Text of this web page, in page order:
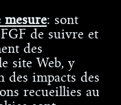
mesure: sont
de suivre et
des
site Web, y
des impacts des
recueillies au